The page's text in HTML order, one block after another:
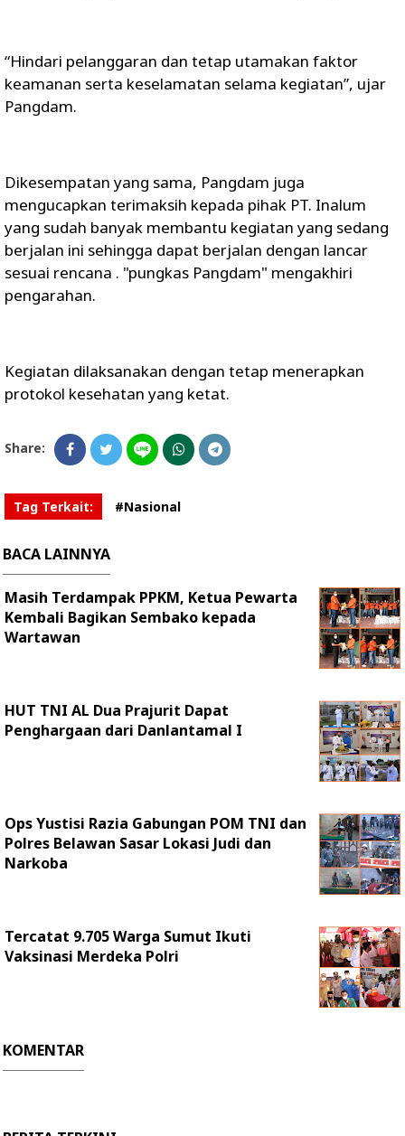
“Hindari pelanggaran dan tetap utamakan faktor
keamanan serta keselamatan selama kegiatan”, ujar
Pangdam.
Dikesempatan yang sama, Pangdam juga
mengucapkan terimaksih kepada pihak PT. Inalum
yang sudah banyak membantu kegiatan yang sedang
berjalan ini sehingga dapat berjalan dengan lancar
sesuai rencana . "pungkas Pangdam" mengakhiri
pengarahan.
Kegiatan dilaksanakan dengan tetap menerapkan
protokol kesehatan yang ketat.
Share:
Tag Terkait: #Nasional
BACA LAINNYA
Masih Terdampak PPKM, Ketua Pewarta
Kembali Bagikan Sembako kepada
Wartawan
HUT TNI AL Dua Prajurit Dapat
Penghargaan dari Danlantamal I
Ops Yustisi Razia Gabungan POM TNI dan
Polres Belawan Sasar Lokasi Judi dan
Narkoba
Tercatat 9.705 Warga Sumut Ikuti
Vaksinasi Merdeka Polri
KOMENTAR